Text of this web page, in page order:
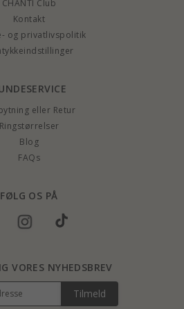
CHANTI Club
Kontakt
og privatlivspolitik
eller Retur
Ringstørrelser
Blog
FAQs
FØLG OS PÅ
VORES NYHEDSBREV
Tilmeld